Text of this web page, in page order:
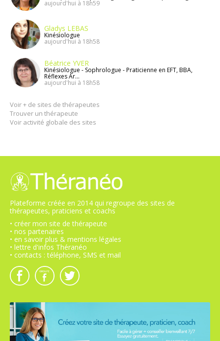
aujourd'hui à 18h59
Gladys LEBAS
Kinésiologue
aujourd'hui à 18h58
Béatrice YVER
Kinésiologue - Sophrologue - Praticienne en EFT, BBA,
Réflexes Ar...
aujourd'hui à 18h58
Voir + de sites de thérapeutes
Trouver un thérapeute
Voir activité globale des sites
Plateforme créée en 2014 qui regroupe des sites de
thérapeutes, praticiens et coachs
• créer mon site de thérapeute
• nos partenaires
• en savoir plus & mentions légales
• lettre d'infos Théranéo
• contacts : téléphone, SMS et mail